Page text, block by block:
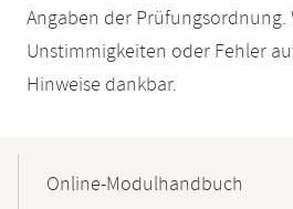
Angaben der Prüfungsordnung.
Unstimmigkeiten oder Fehler
Hinweise dankbar.
NavigationOnline-Modulhandbuch